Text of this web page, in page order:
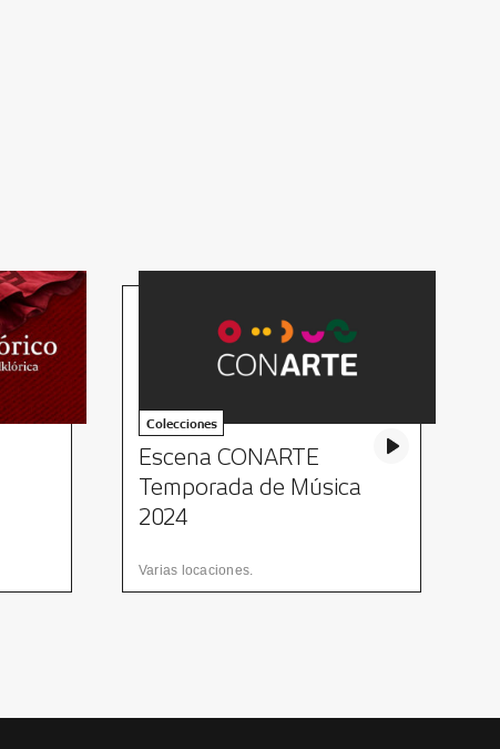
Colecciones
Escena CONARTE
Temporada de Música
2024
Varias locaciones.